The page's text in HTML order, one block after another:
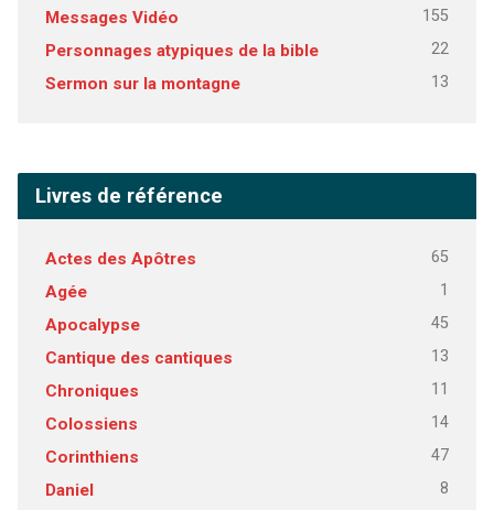
Messages Vidéo 155
Personnages atypiques de la bible 22
Sermon sur la montagne 13
Livres de référence
Actes des Apôtres 65
Agée 1
Apocalypse 45
Cantique des cantiques 13
Chroniques 11
Colossiens 14
Corinthiens 47
Daniel 8